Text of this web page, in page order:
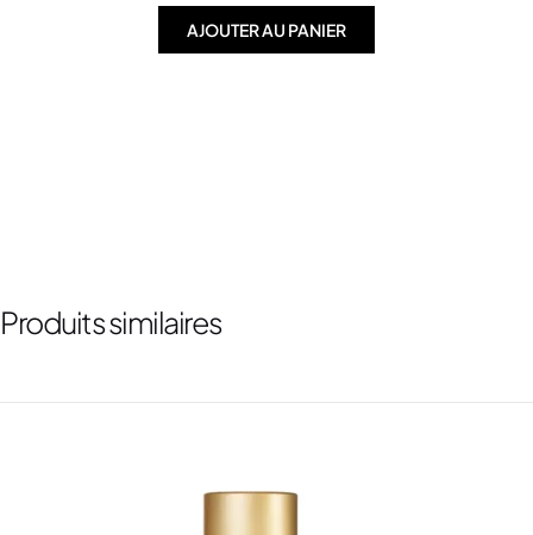
AJOUTER AU PANIER
Produits similaires